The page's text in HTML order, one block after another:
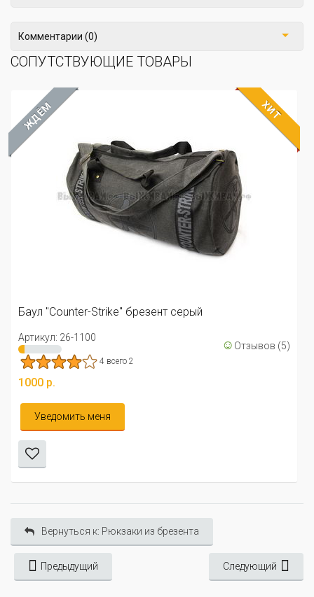
Комментарии (0)
СОПУТСТВУЮЩИЕ ТОВАРЫ
ЖДЁМ ХИТ
Баул "Counter-Strike" брезент серый
Артикул: 26-1100 ☺ Отзывов (5)
4 всего 2
1000 р.
Уведомить меня
Вернуться к: Рюкзаки из брезента
Предыдущий Следующий